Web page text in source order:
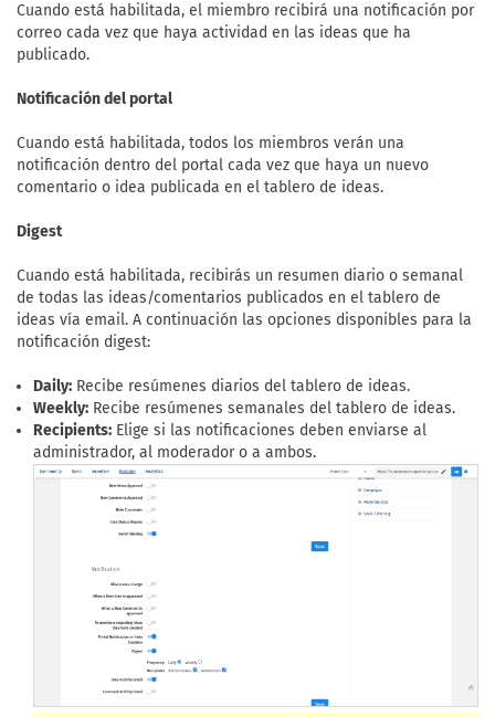
Cuando está habilitada, el miembro recibirá una notificación por
correo cada vez que haya actividad en las ideas que ha
publicado.
Notificación del portal
Cuando está habilitada, todos los miembros verán una
notificación dentro del portal cada vez que haya un nuevo
comentario o idea publicada en el tablero de ideas.
Digest
Cuando está habilitada, recibirás un resumen diario o semanal
de todas las ideas/comentarios publicados en el tablero de
ideas vía email. A continuación las opciones disponibles para la
notificación digest:
Daily: Recibe resúmenes diarios del tablero de ideas.
Weekly: Recibe resúmenes semanales del tablero de ideas.
Recipients: Elige si las notificaciones deben enviarse al
administrador, al moderador o a ambos.